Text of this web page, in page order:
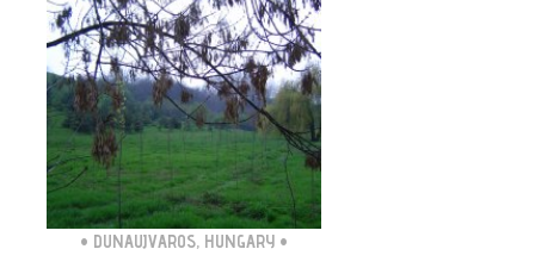
• DUNAUJVAROS, HUNGARY •